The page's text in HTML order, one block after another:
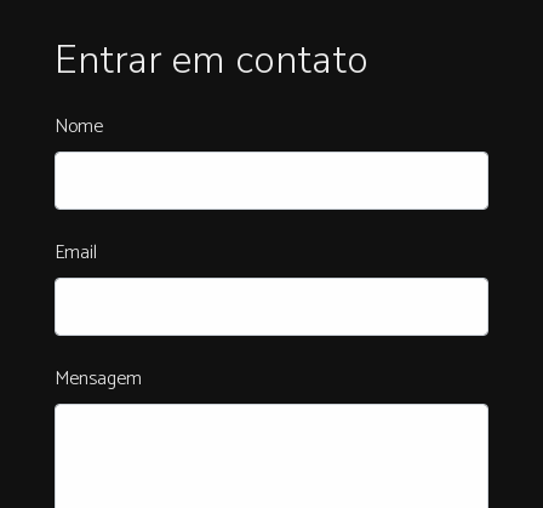
Entrar em contato
Nome
Email
Mensagem